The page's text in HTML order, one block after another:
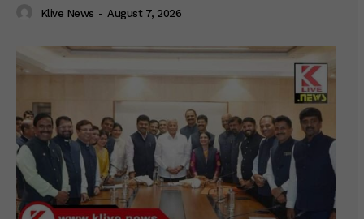
Klive News - August 7, 2026